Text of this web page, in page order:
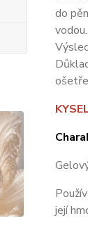
do
vodou.
její